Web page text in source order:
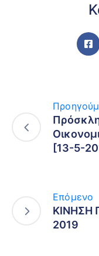
[13-5-
Επόμενο
ΚΙΝΗΣΗ
2019